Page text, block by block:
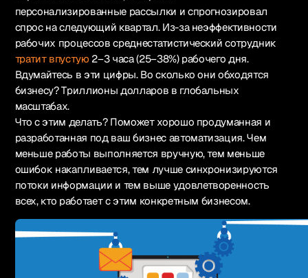
персонализированные рассылки и спрогнозировал
спрос на следующий квартал. Из-за неэффективности
рабочих процессов среднестатистический сотрудник
тратит впустую 2–3 часа (25–38%) рабочего дня.
Вдумайтесь в эти цифры. Во сколько они обходятся
бизнесу? Триллионы долларов в глобальных
масштабах.
Что с этим делать? Поможет хорошо продуманная и
разработанная под ваш бизнес автоматизация. Чем
меньше работы выполняется вручную, тем меньше
ошибок накапливается, тем лучше синхронизируются
потоки информации и тем выше удовлетворенность
всех, кто работает с этим конкретным бизнесом.